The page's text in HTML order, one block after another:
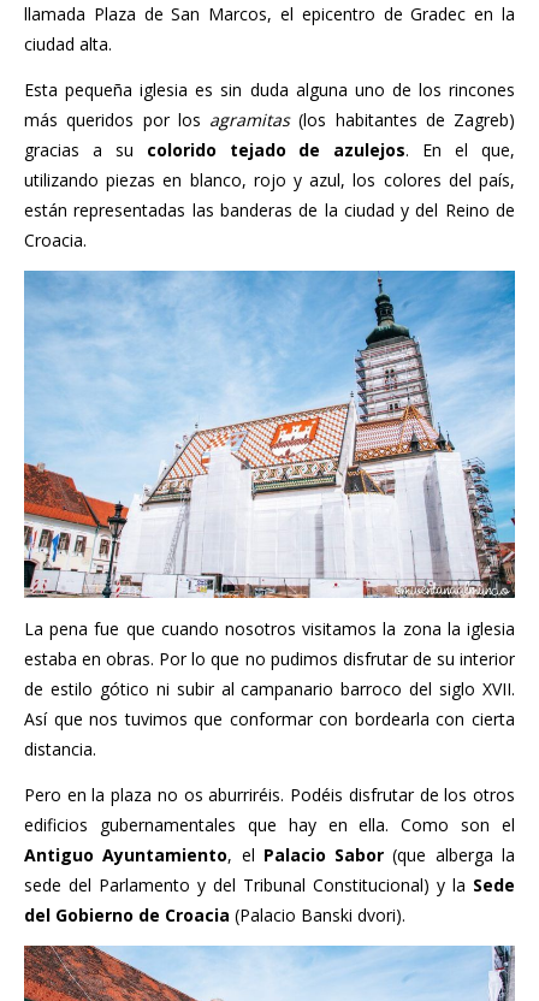
llamada Plaza de San Marcos, el epicentro de Gradec en la
ciudad alta.
Esta pequeña iglesia es sin duda alguna uno de los rincones
más queridos por los agramitas(los habitantes de Zagreb)
gracias a su colorido tejado de azulejos. En el que,
utilizando piezas en blanco, rojo y azul, los colores del país,
están representadas las banderas de la ciudad y del Reino de
Croacia.
La pena fue que cuando nosotros visitamos la zona la iglesia
estaba en obras. Por lo que no pudimos disfrutar de su interior
de estilo gótico ni subir al campanario barroco del siglo XVII.
Así que nos tuvimos que conformar con bordearla con cierta
distancia.
Pero en la plaza no os aburriréis. Podéis disfrutar de los otros
edificios gubernamentales que hay en ella. Como son el
Antiguo Ayuntamiento, el Palacio Sabor (que alberga la
sede del Parlamento y del Tribunal Constitucional) y la Sede
del Gobierno de Croacia (Palacio Banski dvori).